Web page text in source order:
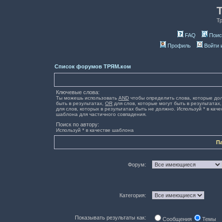
FAQ
Профиль
Войти
Список форумов ТРЯМ.ком
Ключевые слова:
Ты можешь использовать AND чтобы определить слова, которые
быть в результатах, OR для слов, которые могут быть в
для слов, которых в результатах быть не должно. Используй * в
шаблона для частичного совпадения.
Поиск по автору:
Используй * в качестве шаблона
Форум:
Категория:
Показывать результаты как: Сообщения Темы